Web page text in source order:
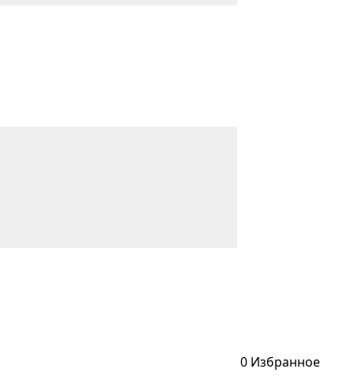
0 Избранное